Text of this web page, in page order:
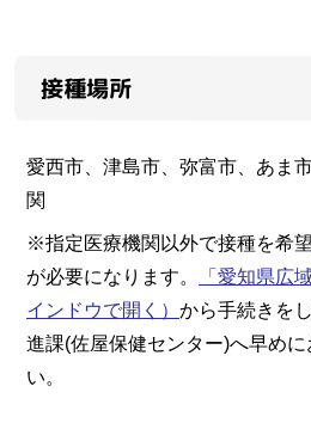
接種場所
愛西市、津島市、弥富市、あま
関
※指定医療機関以外で接種を希
が必要になります。
「愛知県広
インドウで開く） から手続きを
進課(佐屋保健センター)へ早め
い。